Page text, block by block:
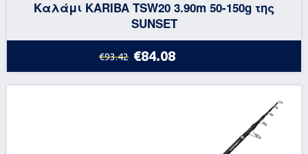
Καλάμι KARIBA TSW20 3.90m 50-150g της
SUNSET
€93.42 €84.08